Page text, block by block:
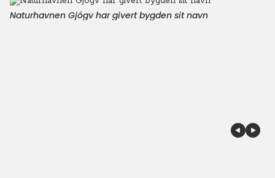
Naturhavnen Gjógv har givert bygden sit navn